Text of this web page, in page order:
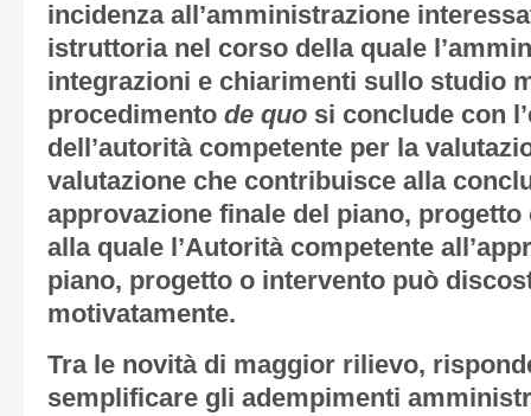
incidenza all’amministrazione
istruttoria nel corso della quale
integrazioni e chiarimenti sullo studio
procedimento de quo si conclude con
dell’autorità competente per la
valutazione che contribuisce alla
approvazione finale del piano,
alla quale l’Autorità competente
piano, progetto o intervento può
motivatamente.
Tra le novità di maggior rilievo,
semplificare gli adempimenti